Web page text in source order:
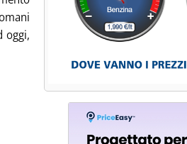
oggi,
indicazioni per domani'